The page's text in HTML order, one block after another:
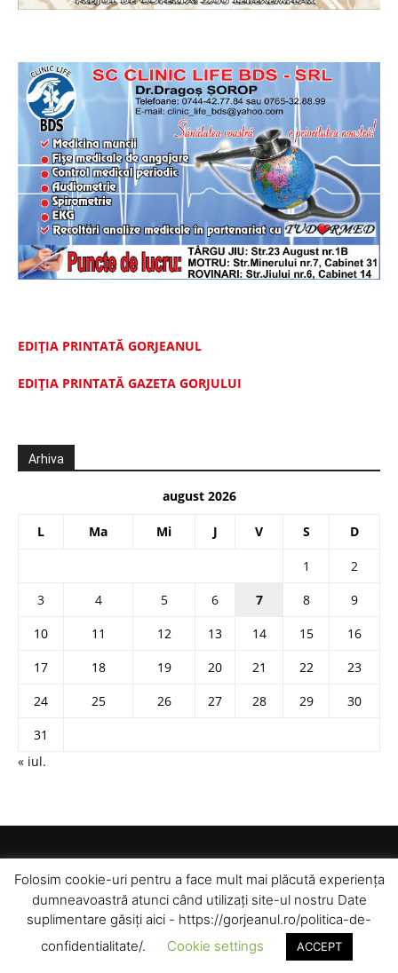
EDIȚIA PRINTATĂ GORJEANUL
EDIŢIA PRINTATĂ GAZETA GORJULUI
Arhiva
august 2026
L Ma Mi J V S D
1
2
3
4 5 6 7 8
9
10
11 12 13 14 15
16
17
18 19 20 21 22
23
24
25 26 27 28 29
30
31
« iul.
© Toate drepturile rezervate pentru Gorjeanul SA
Folosim cookie-uri pentru a face mult mai plăcută experiența
dumneavoastră atunci când utilizați site-ul nostru Date
suplimentare găsiți aici - https://gorjeanul.ro/politica-de-
confidentialitate/.
Cookie settings ACCEPT